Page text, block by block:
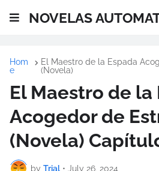
NOVELAS
Hom
e
El Maestro de la Espada
(Novela)
El Maestro de la
Acogedor de
(Novela)
by Trial • July 26, 2024